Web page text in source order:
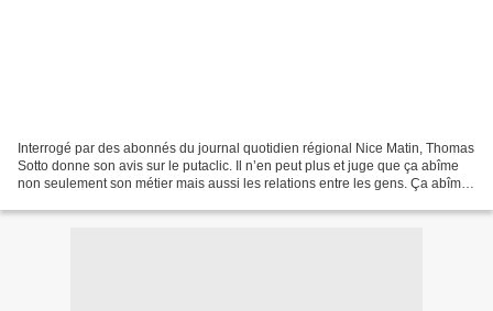
Interrogé par des abonnés du journal quotidien régional Nice Matin, Thomas
Sotto donne son avis sur le putaclic. Il n’en peut plus et juge que ça abîme
non seulement son métier mais aussi les relations entre les gens. Ça abîme